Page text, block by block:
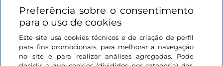
Ligações úteis
Iniciar sessão
Mantenha-se em contacto
Preferência sobre o consentimento
para o uso de cookies
Este site usa cookies técnicos e de criação de perfil
para fins promocionais, para melhorar a navegação
no site e para realizar análises agregadas. Pode